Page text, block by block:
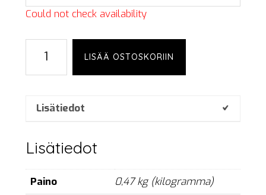
Could not check availability
91A
LISÄÄ OSTOSKORIIN
Lisätiedot
Lisätiedot
Paino 0,47 kg (kilogramma)